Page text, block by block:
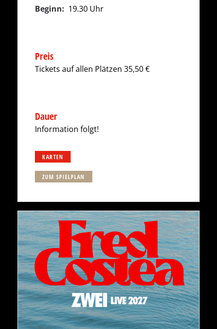
Beginn: 19.30 Uhr
Preis
Tickets auf allen Plätzen 35,50 €
Dauer
Information folgt!
KARTEN
ZUM SPIELPLAN